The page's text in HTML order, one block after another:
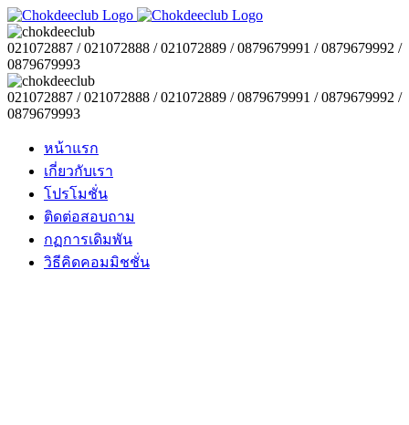
021072887 / 021072888 / 021072889 / 0879679991 / 0879679992 /
0879679993
021072887 / 021072888 / 021072889 / 0879679991 / 0879679992 /
0879679993
หน้าแรก
เกี่ยวกับเรา
โปรโมชั่น
ติดต่อสอบถาม
กฏการเดิมพัน
วิธีคิดคอมมิชชั่น